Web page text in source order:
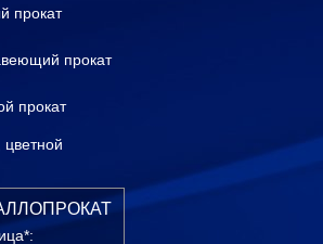
прокат
прокат
прокат
цветной